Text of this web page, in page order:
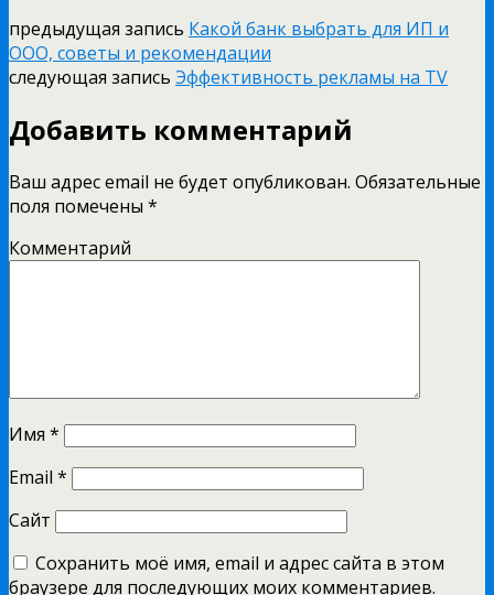
предыдущая запись Какой банк выбрать для ИП и
ООО, советы и рекомендации
следующая запись Эффективность рекламы на TV
Добавить комментарий
Ваш адрес email не будет опубликован. Обязательные
поля помечены *
Комментарий
Имя *
Email *
Сайт
Сохранить моё имя, email и адрес сайта в этом
браузере для последующих моих комментариев.